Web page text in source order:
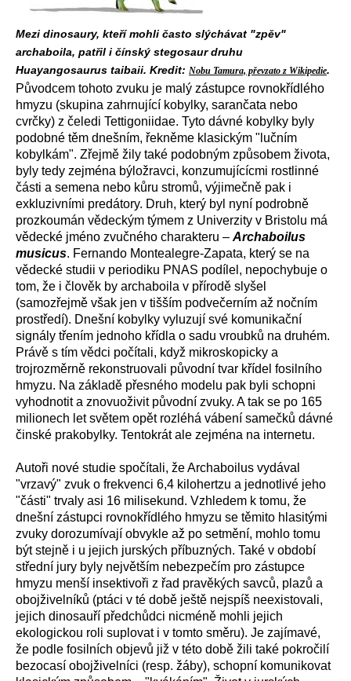
Mezi dinosaury, kteří mohli často slýchávat "zpěv"
archaboila, patřil i čínský stegosaur druhu
Huayangosaurus taibaii. Kredit: Nobu Tamura, převzato z Wikipedie.
Původcem tohoto zvuku je malý zástupce rovnokřídlého
hmyzu (skupina zahrnující kobylky, sarančata nebo
cvrčky) z čeledi Tettigoniidae. Tyto dávné kobylky byly
podobné těm dnešním, řekněme klasickým "lučním
kobylkám". Zřejmě žily také podobným způsobem života,
byly tedy zejména býložravci, konzumujícícmi rostlinné
části a semena nebo kůru stromů, výjimečně pak i
exkluzivními predátory. Druh, který byl nyní podrobně
prozkoumán vědeckým týmem z Univerzity v Bristolu má
vědecké jméno zvučného charakteru – Archaboilus
musicus. Fernando Montealegre-Zapata, který se na
vědecké studii v periodiku PNAS podílel, nepochybuje o
tom, že i člověk by archaboila v přírodě slyšel
(samozřejmě však jen v tišším podvečerním až nočním
prostředí). Dnešní kobylky vyluzují své komunikační
signály třením jednoho křídla o sadu vroubků na druhém.
Právě s tím vědci počítali, když mikroskopicky a
trojrozměrně rekonstruovali původní tvar křídel fosilního
hmyzu. Na základě přesného modelu pak byli schopni
vyhodnotit a znovuoživit původní zvuky. A tak se po 165
milionech let světem opět rozléhá vábení samečků dávné
činské prakobylky. Tentokrát ale zejména na internetu.
Autoři nové studie spočítali, že Archaboilus vydával
"vrzavý" zvuk o frekvenci 6,4 kilohertzu a jednotlivé jeho
"části" trvaly asi 16 milisekund. Vzhledem k tomu, že
dnešní zástupci rovnokřídlého hmyzu se těmito hlasitými
zvuky dorozumívají obvykle až po setmění, mohlo tomu
být stejně i u jejich jurských příbuzných. Také v období
střední jury byly největším nebezpečím pro zástupce
hmyzu menší insektivoři z řad pravěkých savců, plazů a
obojživelníků (ptáci v té době ještě nejspíš neexistovali,
jejich dinosauří předchůdci nicméně mohli jejich
ekologickou roli suplovat i v tomto směru). Je zajímavé,
že podle fosilních objevů již v této době žili také pokročilí
bezocasí obojživelníci (resp. žáby), schopní komunikovat